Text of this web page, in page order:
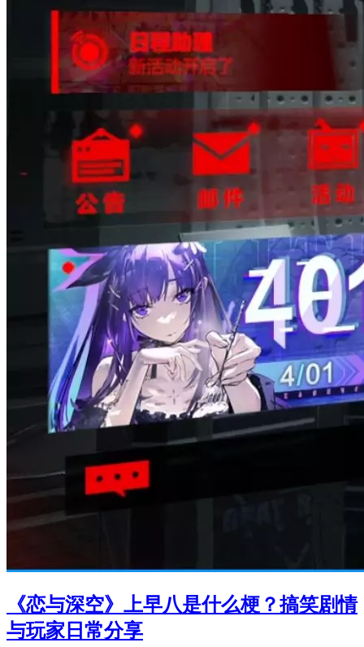
《恋与深空》上早八是什么梗？搞笑剧情
与玩家日常分享